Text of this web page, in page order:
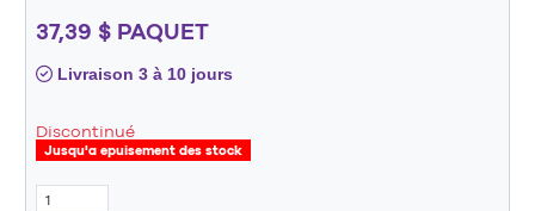
37,39 $ PAQUET
Livraison 3 à 10 jours
Discontinué
Jusqu'a epuisement des stock